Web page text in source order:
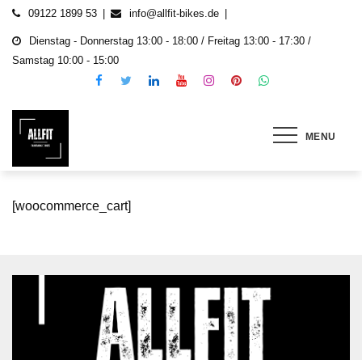
Skip
content
09122 1899 53 info@allfit-bikes.de
Dienstag - Donnerstag 13:00 - 18:00 / Freitag 13:00 - 17:30 /
Samstag 10:00 - 15:00
ALLFIT Fahrrad & E-Bikes
Gebrauchte und neu E-Bikes, Fahrräder & E-
MENU
[woocommerce_cart]